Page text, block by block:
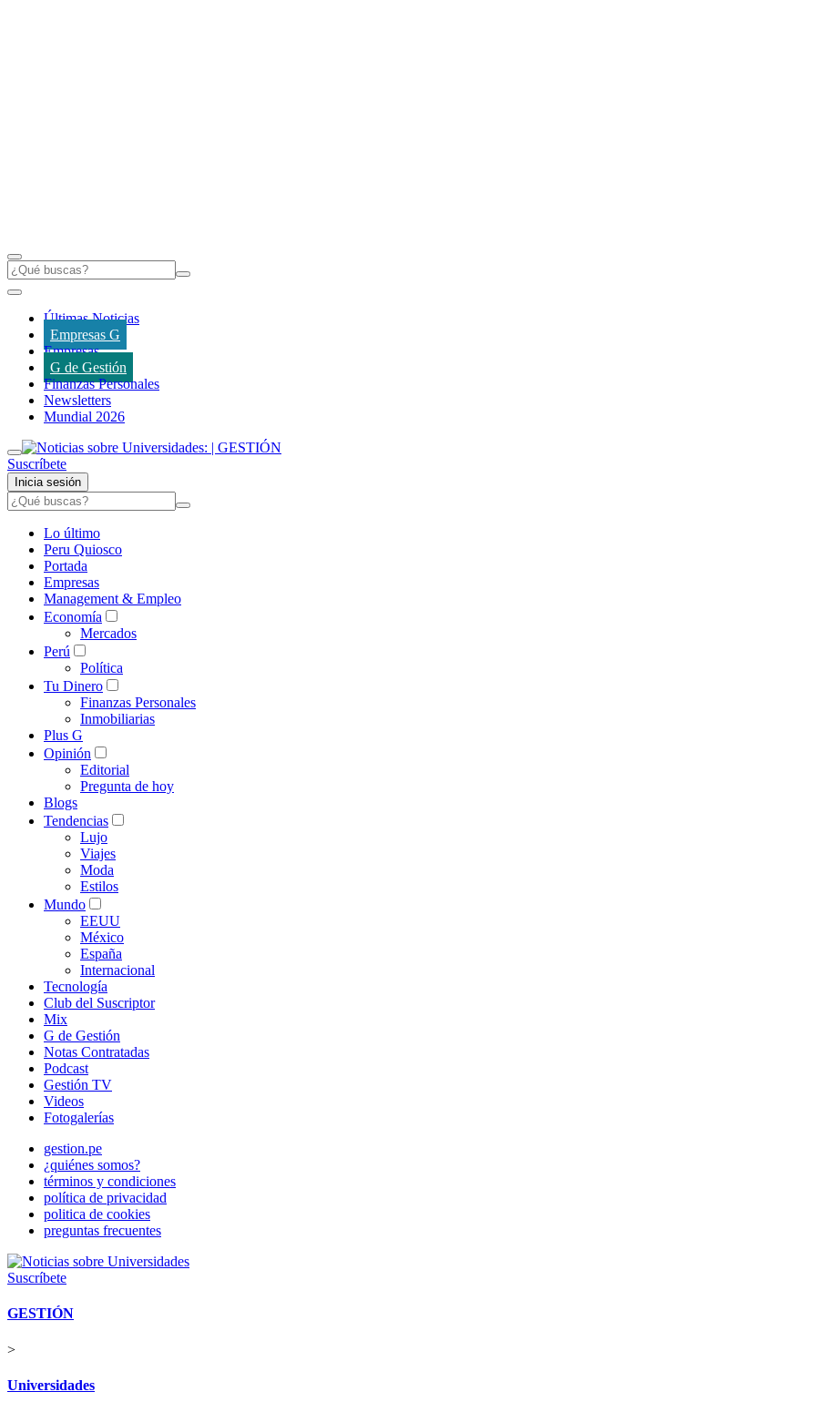
Últimas Noticias
Empresas G
Empresas
G de Gestión
Finanzas Personales
Newsletters
Mundial 2026
Suscríbete
Inicia sesión
Lo último
Peru Quiosco
Portada
Empresas
Management & Empleo
Economía
Mercados
Perú
Política
Tu Dinero
Finanzas Personales
Inmobiliarias
Plus G
Opinión
Editorial
Pregunta de hoy
Blogs
Tendencias
Lujo
Viajes
Moda
Estilos
Mundo
EEUU
México
España
Internacional
Tecnología
Club del Suscriptor
Mix
G de Gestión
Notas Contratadas
Podcast
Gestión TV
Videos
Fotogalerías
gestion.pe
¿quiénes somos?
términos y condiciones
política de privacidad
politica de cookies
preguntas frecuentes
Suscríbete
GESTIÓN
>
Universidades